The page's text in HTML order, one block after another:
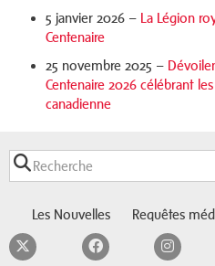
5 janvier 2026 – La Légion
Centenaire
25 novembre 2025 –
Centenaire 2026 célébrant
canadienne
Les Nouvelles Requêtes
TwitterFacebook